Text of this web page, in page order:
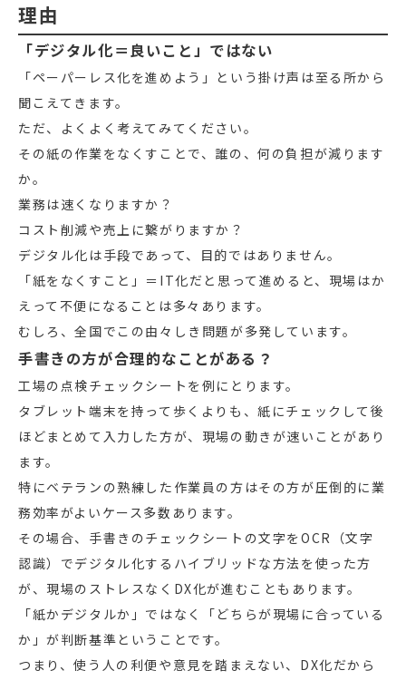
理由
「デジタル化＝良いこと」ではない
「ペーパーレス化を進めよう」という掛け声は至る所から
聞こえてきます。
ただ、よくよく考えてみてください。
その紙の作業をなくすことで、誰の、何の負担が減ります
か。
業務は速くなりますか？
コスト削減や売上に繋がりますか？
デジタル化は手段であって、目的ではありません。
「紙をなくすこと」＝IT化だと思って進めると、現場はか
えって不便になることは多々あります。
むしろ、全国でこの由々しき問題が多発しています。
手書きの方が合理的なことがある？
工場の点検チェックシートを例にとります。
タブレット端末を持って歩くよりも、紙にチェックして後
ほどまとめて入力した方が、現場の動きが速いことがあり
ます。
特にベテランの熟練した作業員の方はその方が圧倒的に業
務効率がよいケース多数あります。
その場合、手書きのチェックシートの文字をOCR（文字
認識）でデジタル化するハイブリッドな方法を使った方
が、現場のストレスなくDX化が進むこともあります。
「紙かデジタルか」ではなく「どちらが現場に合っている
か」が判断基準ということです。
つまり、使う人の利便や意見を踏まえない、DX化だから